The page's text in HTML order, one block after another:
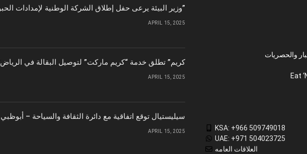
وزير البيئة يرعى حفل إطلاق الشركة الوطنية لإمدادات الحبوب “سابل”
APRIL 15, 2025
“كريم” تطلق خدمة “كريم ماركت” لتوصيل البقالة في الرياض
APRIL 15, 2025
سيليستيال توقع اتفاقية مع دائرة الثقافة والسياحة – أبوظبي
APRIL 15, 2025
والحصريات
Eat
KSA: +966 509749018
UAE: +971 504023725
العلاقات العامه